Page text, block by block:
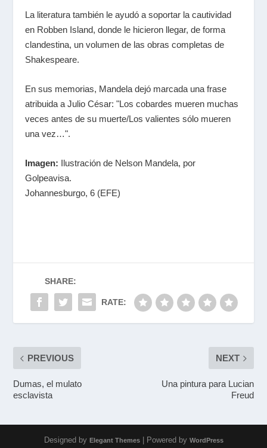
La literatura también le ayudó a soportar la cautividad
en Robben Island, donde le hicieron llegar, de forma
clandestina, un volumen de las obras completas de
Shakespeare.
En sus memorias, Mandela dejó marcada una frase
atribuida a Julio César: "Los cobardes mueren muchas
veces antes de su muerte/Los valientes sólo mueren
una vez…".
Imagen: Ilustración de Nelson Mandela, por
Golpeavisa.
Johannesburgo, 6 (EFE)
SHARE:
RATE:
PREVIOUS
Dumas, el mulato
esclavista
NEXT
Una pintura para Lucian
Freud
Designed by Elegant Themes| Powered by WordPress